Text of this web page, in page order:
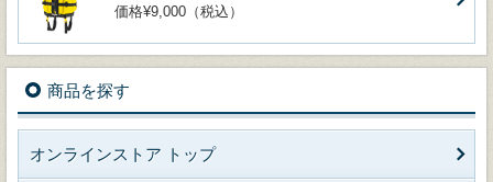
価格¥9,000（税込）
商品を探す
オンラインストア トップ